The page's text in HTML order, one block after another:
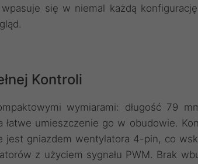
się w niemal każdą
Kontroli
wymiarami: długość 79
łatwe umieszczenie go w obudowie.
jest gniazdem wentylatora 4-pin, co
z użyciem sygnału PWM. Brak